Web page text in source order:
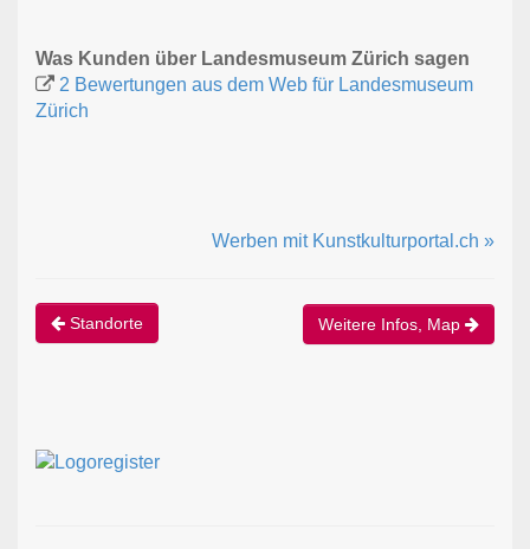
Was Kunden über Landesmuseum Zürich sagen
2 Bewertungen aus dem Web für Landesmuseum
Zürich
Werben mit Kunstkulturportal.ch »
Standorte Weitere Infos, Map